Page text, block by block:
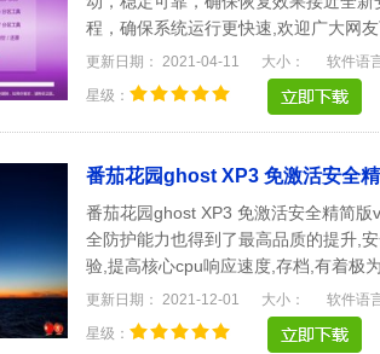
程，确保系统运行更快速,欢迎广大网
驱动能自动识别.....
更新日期： 2021-04-11 大小：
软件语
星级：
番茄花园ghost XP3 免激活安全
番茄花园ghost XP3 免激活安全精简
全防护能力也得到了最高品质的提升,
验,提高核心cpu响应速度,存档,有着极
方都是很家.....
更新日期： 2021-12-01 大小：
软件语
星级：